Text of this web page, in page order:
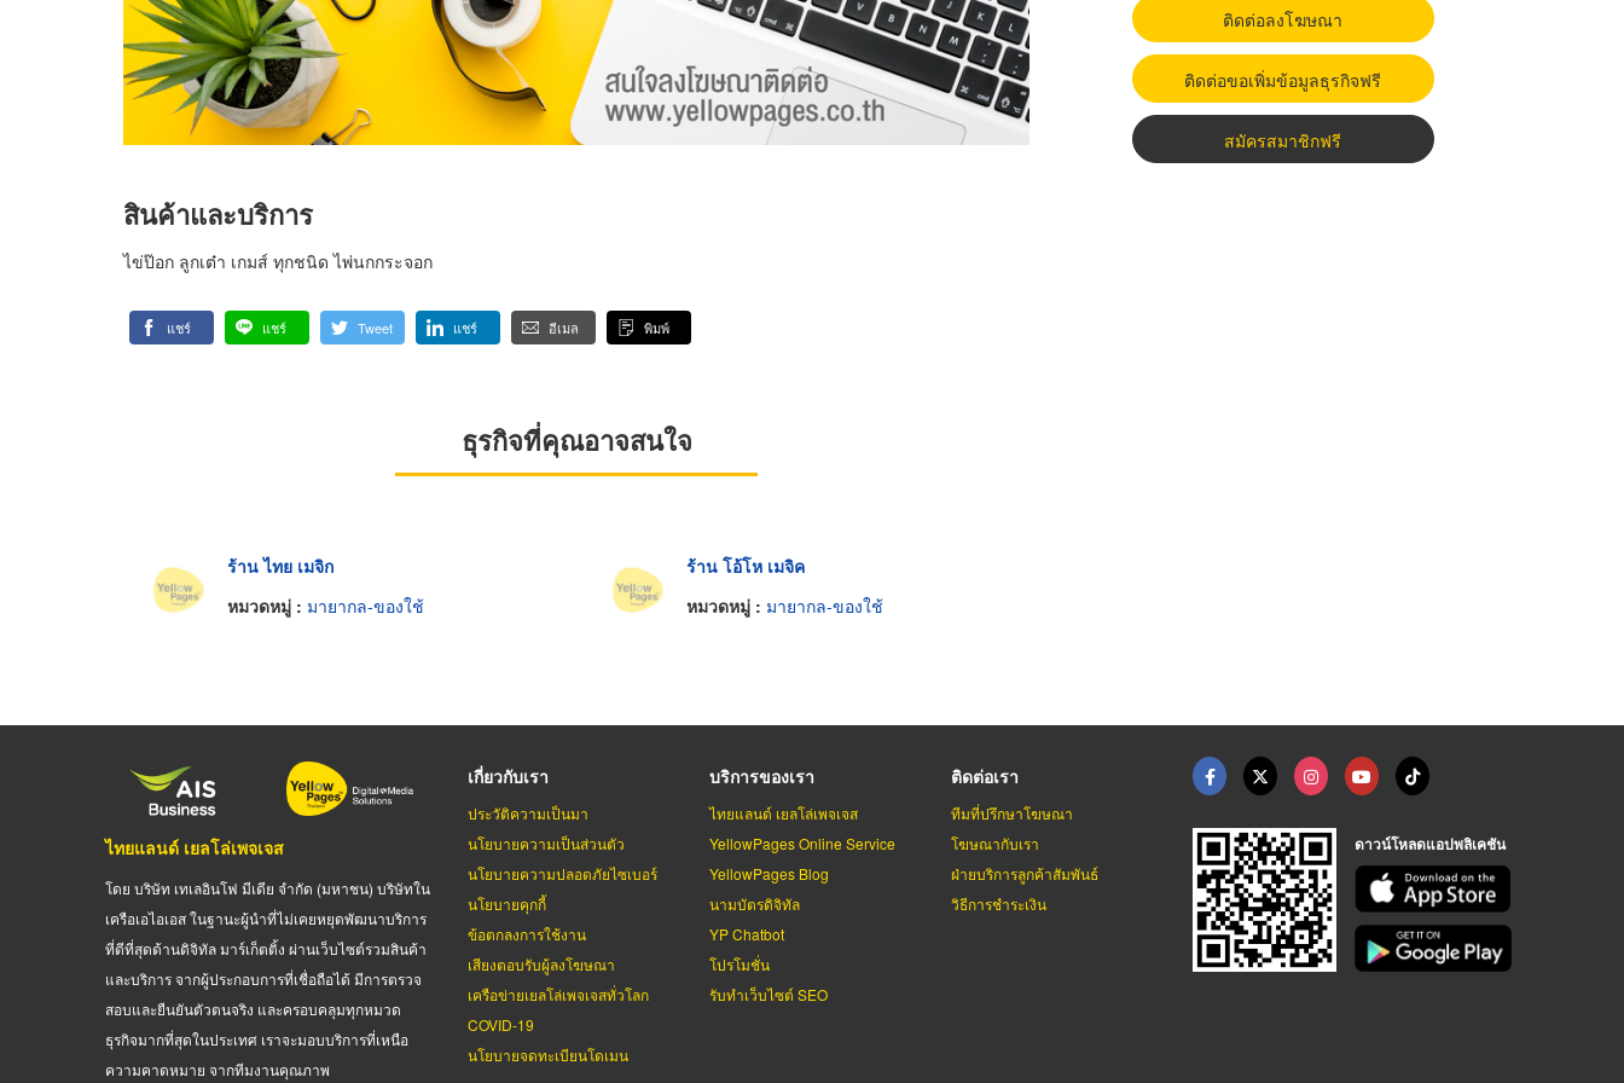
สินค้าและบริการ
ไข่ป๊อก ลูกเต๋า เกมส์ ทุกชนิด ไพ่นกกระจอก
แชร์ แชร์ Tweet แชร์ อีเมล พิมพ์
ธุรกิจที่คุณอาจสนใจ
ร้าน ไทย เมจิก
หมวดหมู่ : มายากล-ของใช้
ร้าน โอ้โห เมจิค
หมวดหมู่ : มายากล-ของใช้
ติดต่อลงโฆษณา
ติดต่อขอเพิ่มข้อมูลธุรกิจฟรี
สมัครสมาชิกฟรี
ไทยแลนด์ เยลโล่เพจเจส
โดย บริษัท เทเลอินโฟ มีเดีย จำกัด (มหาชน) บริษัทใน
เครือเอไอเอส ในฐานะผู้นำที่ไม่เคยหยุดพัฒนาบริการ
ที่ดีที่สุดด้านดิจิทัล มาร์เก็ตติ้ง ผ่านเว็บไซต์รวมสินค้า
และบริการ จากผู้ประกอบการที่เชื่อถือได้ มีการตรวจ
สอบและยืนยันตัวตนจริง และครอบคลุมทุกหมวด
ธุรกิจมากที่สุดในประเทศ เราจะมอบบริการที่เหนือ
ความคาดหมาย จากทีมงานคุณภาพ
เกี่ยวกับเรา
ประวัติความเป็นมา
นโยบายความเป็นส่วนตัว
นโยบายความปลอดภัยไซเบอร์
นโยบายคุกกี้
ข้อตกลงการใช้งาน
เสียงตอบรับผู้ลงโฆษณา
เครือข่ายเยลโล่เพจเจสทั่วโลก
COVID-19
นโยบายจดทะเบียนโดเมน
บริการของเรา
ไทยแลนด์ เยลโล่เพจเจส
YellowPages Online Service
YellowPages Blog
นามบัตรดิจิทัล
YP Chatbot
โปรโมชั่น
รับทำเว็บไซต์ SEO
ติดต่อเรา
ทีมที่ปรึกษาโฆษณา
โฆษณากับเรา
ฝ่ายบริการลูกค้าสัมพันธ์
วิธีการชำระเงิน
ดาวน์โหลดแอปพลิเคชัน